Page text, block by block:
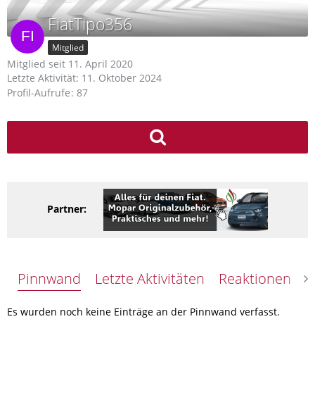
FiatTipo356
Mitglied
Mitglied seit 11. April 2020
Letzte Aktivität: 11. Oktober 2024
Profil-Aufrufe 87
Partner:
Pinnwand Letzte Aktivitäten Reaktionen
Es wurden noch keine Einträge an der Pinnwand verfasst.